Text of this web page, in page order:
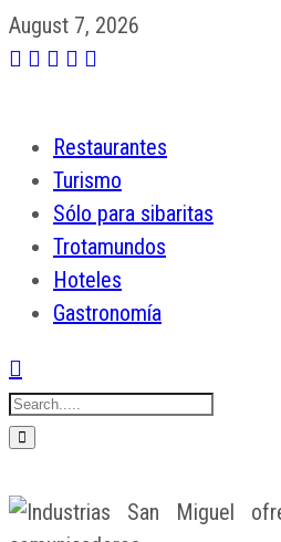
August 7, 2026
Restaurantes
Turismo
Sólo para sibaritas
Trotamundos
Hoteles
Gastronomía